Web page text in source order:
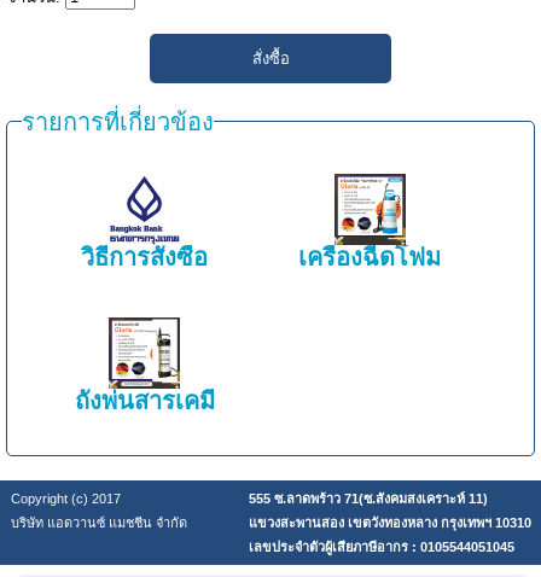
รายการที่เกี่ยวข้อง
วิธีการสั่งซื้อ เครื่องฉีดโฟม
ถังพ่นสารเคมี
Copyright (c) 2017
555 ซ.ลาดพร้าว 71(ซ.สังคมสงเคราะห์ 11)
บริษัท แอดวานซ์ แมชชีน จำกัด
แขวงสะพานสอง เขตวังทองหลาง กรุงเทพฯ 10310
เลขประจำตัวผู้เสียภาษีอากร : 0105544051045